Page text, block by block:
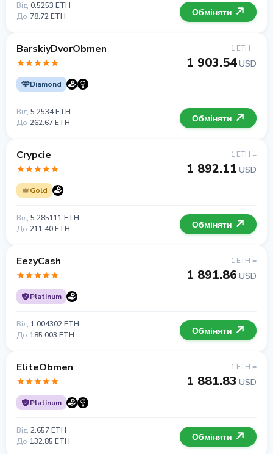
Від 0.5253 ETH
До 78.72 ETH Обміняти
BarskiyDvorObmen
Diamond
1 ETH =
1 903.54USD
Від 5.2534 ETH
До 262.67 ETH Обміняти
Crypcie
Gold
1 ETH =
1 892.11 USD
Від 5.285111 ETH
До 211.40 ETH Обміняти
EezyCash
Platinum
1 ETH =
1 891.86 USD
Від 1.004302 ETH
До 185.003 ETH Обміняти
EliteObmen
Platinum
1 ETH =
1 881.83 USD
Від 2.657 ETH
До 132.85 ETH Обміняти